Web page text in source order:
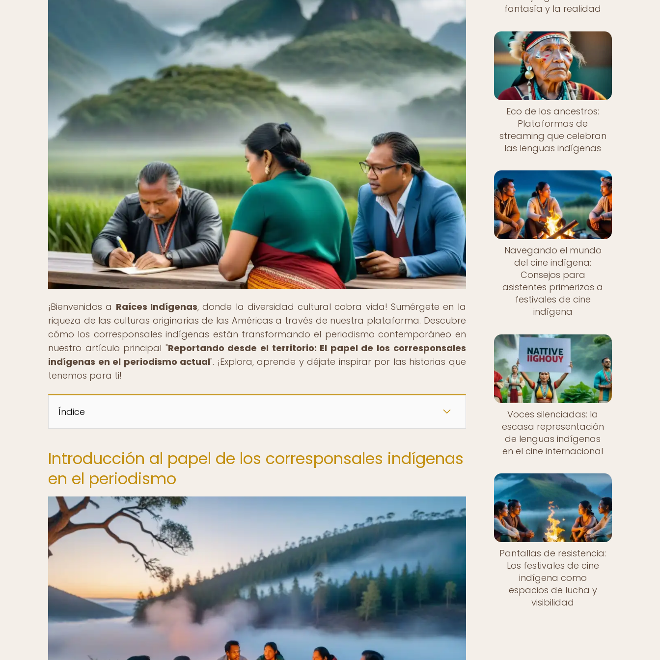
¡Bienvenidos a Raíces Indígenas, donde la diversidad cultural cobra vida! Sumérgete en la
riqueza de las culturas originarias de las Américas a través de nuestra plataforma. Descubre
cómo los corresponsales indígenas están transformando el periodismo contemporáneo en
nuestro artículo principal "Reportando desde el territorio: El papel de los corresponsales
indígenas en el periodismo actual". ¡Explora, aprende y déjate inspirar por las historias que
tenemos para ti!
Índice
Introducción al papel de los corresponsales indígenas
en el periodismo
fantasía y la realidad
Eco de los ancestros:
Plataformas de
streaming que celebran
las lenguas indígenas
Navegando el mundo
del cine indígena:
Consejos para
asistentes primerizos a
festivales de cine
indígena
Voces silenciadas: la
escasa representación
de lenguas indígenas
en el cine internacional
Pantallas de resistencia:
Los festivales de cine
indígena como
espacios de lucha y
visibilidad